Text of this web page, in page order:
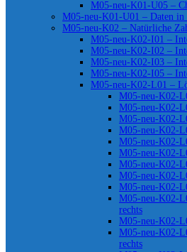
M05-neu-K01-U05 –
M05-neu-K01-U01 – Daten in
M05-neu-K02 – Natürliche
M05-neu-K02-I01 –
M05-neu-K02-I02 –
M05-neu-K02-I03 –
M05-neu-K02-I05 –
M05-neu-K02-L01 –
M05-neu-K02-
M05-neu-K02-
M05-neu-K02-
M05-neu-K02-
M05-neu-K02-
M05-neu-K02-
M05-neu-K02-
M05-neu-K02-
M05-neu-K02-
M05-neu-K02-
rechts
M05-neu-K02-
M05-neu-K02-
rechts